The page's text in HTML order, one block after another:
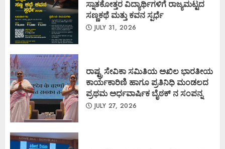
ಸ್ನಾತಕೋತ್ತರ ವಿದ್ಯಾರ್ಥಿಗಳಿಗೆ ರಾಜ್ಯಮಟ್ಟದ
ಸಣ್ಣಕಥೆ ಮತ್ತು ಕವನ ಸ್ಪರ್ಧೆ
JULY 31, 2026
ರಾಷ್ಟ್ರ ಸೇವಿಕಾ ಸಮಿತಿಯ ಅಖಿಲ ಭಾರತೀಯ
ಕಾರ್ಯಕಾರಿಣಿ ಹಾಗೂ ಪ್ರತಿನಿಧಿ ಮಂಡಲದ
ಪ್ರಥಮ ಅರ್ಧವಾರ್ಷಿಕ ಬೈಠಕ್ ನ ಸಂಪನ್ನ
JULY 27, 2026